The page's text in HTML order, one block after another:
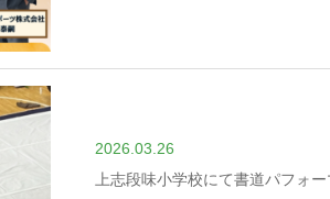
2026.03.26
上志段味小学校にて書道パフォ